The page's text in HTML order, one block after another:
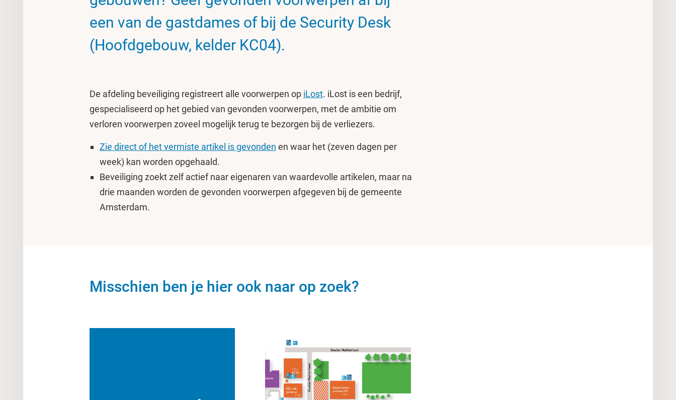
een van de gastdames of bij de Security Desk
(Hoofdgebouw, kelder KC04).
De afdeling beveiliging registreert alle voorwerpen op iLost. iLost is een bedrijf,
gespecialiseerd op het gebied van gevonden voorwerpen, met de ambitie om
verloren voorwerpen zoveel mogelijk terug te bezorgen bij de verliezers.
Zie direct of het vermiste artikel is gevonden en waar het (zeven dagen per
week) kan worden opgehaald.
Beveiliging zoekt zelf actief naar eigenaren van waardevolle artikelen, maar na
drie maanden worden de gevonden voorwerpen afgegeven bij de gemeente
Amsterdam.
Misschien ben je hier ook naar op zoek?